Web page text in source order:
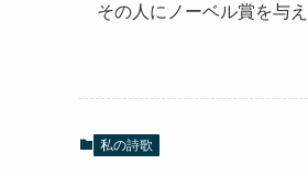
その人にノーベル賞を与
私の詩歌